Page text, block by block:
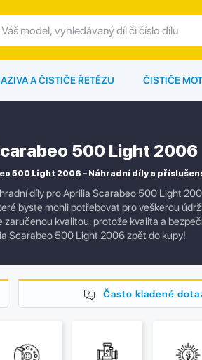
A ČISTIČE ŘETĚZU ČISTIČE
500 Light 2006
500 Light 2006 – Náhradní díly a
díly pro Aprilia Scarabeo 500 Light
byste mohli potřebovat pro veškerou
zaručenou kvalitou, protože kvalita a
Scarabeo 500 Light 2006 zpět do kupy!
Často kladené